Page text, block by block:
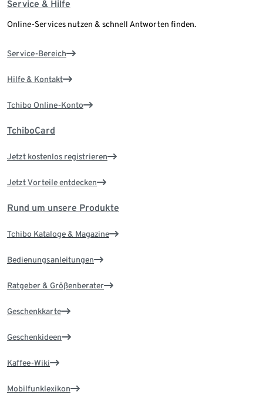
Service & Hilfe
Online-Services nutzen & schnell Antworten finden.
Service-Bereich
Hilfe & Kontakt
Tchibo Online-Konto
TchiboCard
Jetzt kostenlos registrieren
Jetzt Vorteile entdecken
Rund um unsere Produkte
Tchibo Kataloge & Magazine
Bedienungsanleitungen
Ratgeber & Größenberater
Geschenkkarte
Geschenkideen
Kaffee-Wiki
Mobilfunklexikon